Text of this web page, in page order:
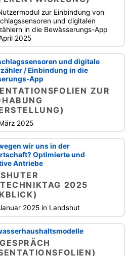
zur Einbindung von
und digitalen
in die Bewässerungs-App
2025
und digitale
/ Einbindung in die
App
ZUR
2025
wir uns in der
Optimierte und
Antriebe
2025
2025 in Landshut